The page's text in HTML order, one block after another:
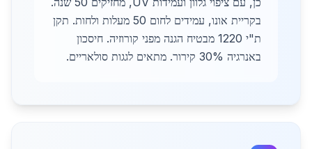
בקריית אונו, עמידים לחום 50 מעלות ולחות. תקן
ת"י 1220 מבטיח הגנה מפני קורוזיה. חיסכון
באנרגיה 30% קירור. מתאים לגגות סולאריים.